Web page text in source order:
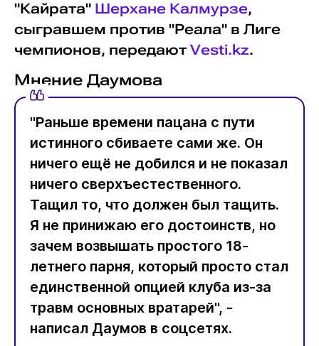
"Кайрата" Шерхане Калмурзе,
сыгравшем против "Реала" в Лиге
чемпионов, передают Vesti.kz.
Мнение Даумова
"Раньше времени пацана с пути
истинного сбиваете сами же. Он
ничего ещё не добился и не показал
ничего сверхъестественного.
Тащил то, что должен был тащить.
Я не принижаю его достоинств, но
зачем возвышать простого 18-
летнего парня, который просто стал
единственной опцией клуба из-за
травм основных вратарей", -
написал Даумов в соцсетях.